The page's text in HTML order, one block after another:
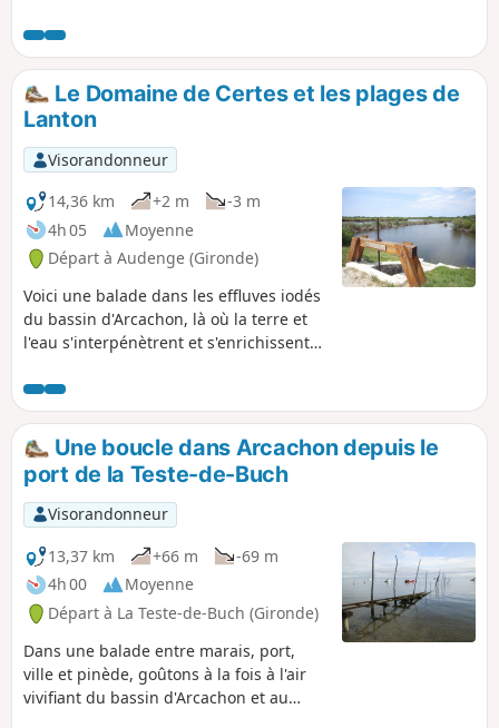
Le Domaine de Certes et les plages de
Lanton
Visorandonneur
14,36 km
+2 m
-3 m
4h 05
Moyenne
Départ à Audenge (Gironde)
Voici une balade dans les effluves iodés
du bassin d'Arcachon, là où la terre et
l'eau s'interpénètrent et s'enrichissent
fait d'anciens étangs piscicoles et
marais salants. Nous l'avons faite en
2013, par une belle journée froide et
ensoleillée de décembre, mais il ne faut
pas hésiter à y revenir par tous les
temps et en toutes saisons, car le visage
de ces lieux est changeant à l'infini.
Une boucle dans Arcachon depuis le
port de la Teste-de-Buch
Visorandonneur
13,37 km
+66 m
-69 m
4h 00
Moyenne
Départ à La Teste-de-Buch (Gironde)
Dans une balade entre marais, port,
ville et pinède, goûtons à la fois à l'air
vivifiant du bassin d'Arcachon et au